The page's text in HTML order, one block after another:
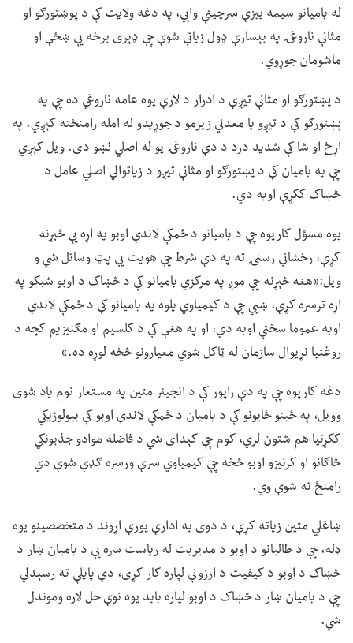
له بامیانو سیمه ییزې سرچینې وايي، په دغه ولایت کې د پوښتورګو او
مثانې ناروغۍ په بېسارې ډول زیاتې شوې چې ډېری برخه یې ښځې او
ماشومان جوړوي.
د پښتورګو او مثانې تیږې د ادرار د لارې یوه عامه ناروغي ده چې په
پښتورګو کې د تیږو یا معدني زیرمو د جوړیدو له امله رامنځته کېږي. په
اړخ او شا کې شدید درد د دې ناروغۍ یو له اصلي نښو دی. ویل کېږي
چې په بامیان کې د پښتورګو او مثانې تیږو د زیاتوالي اصلي عامل د
څښاک ککړې اوبه دي.
یوه مسؤل کارپوه چې د بامیانو د ځمکې لاندې اوبو په اړه یې څېړنه
کړې، رخشانې رسنۍ ته په دې شرط چې هویت یې پټ وساتل شي و
ویل:«هغه څېړنه چې موږ په مرکزي بامیانو کې د څښاک د اوبو شبکو په
اړه ترسره کړې، ښیي چې د کیمیاوي پلوه په بامیانو کې د ځمکې لاندې
اوبه عموما سختې اوبه دي، او په هغې کې د کلسیم او مګنیزیم کچه د
روغتیا نړیوال سازمان له ټاکل شوي معیارونو څخه لوړه ده.»
دغه کارپوه چې په دې راپور کې د انجینر متین په مستعار نوم یاد شوی
وویل، په ځینو ځایونو کې د بامیان د ځمکې لاندې اوبو کې بیولوژیکي
ککړتیا هم شتون لري، کوم چې کېدای شي د فاضله موادو جذبونکي
څاګانو او کرنیزو اوبو څخه چې کیمیاوي سرې ورسره ګډې شوې دي
رامنځ ته شوې وي.
ښاغلي متین زیاته کړې، د دوی په ادارې پورې اړوند د متخصصینو یوه
ډله، چې د طالبانو د اوبو د مدیریت له ریاست سره یې د بامیان ښار د
څښاک د اوبو د کیفیت د ارزونې لپاره کار کړی، دې پایلې ته رسېدلي
چې د بامیان ښار د څښاک د اوبو لپاره باید یوه نوې حل لاره وموندل
شي.